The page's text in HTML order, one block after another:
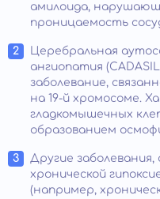
амилоида,
проницаемость
Церебральная
ангиопатия
заболевание,
на 19-й хромосоме.
гладкомышечных
образованием
Другие
хронической
(например,